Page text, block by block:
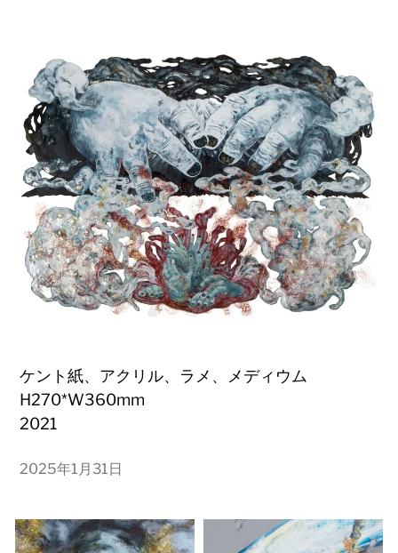
ケント紙、アクリル、ラメ、メディウム
H270*W360mm
2021
2025年1月31日